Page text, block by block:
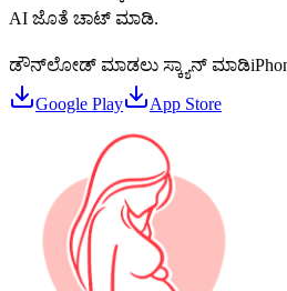
AI ಜೊತೆ ಚಾಟ್ ಮಾಡಿ.
ಡೌನ್‌ಲೋಡ್ ಮಾಡಲು ಸ್ಕ್ಯಾನ್ ಮಾಡಿ
Google Play App Store